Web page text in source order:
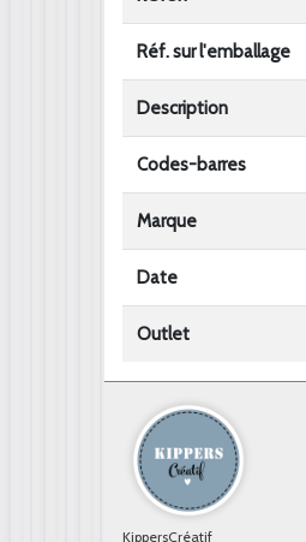
Réf. sur l'emballage
Description
Codes-barres
Marque
Date
Outlet
KippersCréatif